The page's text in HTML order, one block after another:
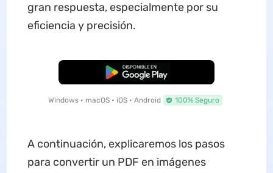
gran respuesta, especialmente por su
eficiencia y precisión.
Descarga Gratuita
Windows • macOS • iOS • Android 100% Seguro
A continuación, explicaremos los pasos
para convertir un PDF en imágenes